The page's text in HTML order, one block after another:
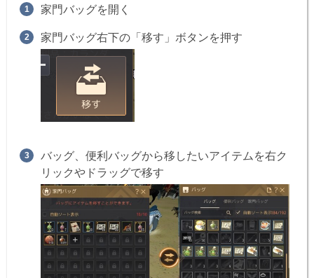
家門バッグを開く
家門バッグ右下の「移す」ボタンを押す
バッグ、便利バッグから移したいアイテムを右ク
リックやドラッグで移す